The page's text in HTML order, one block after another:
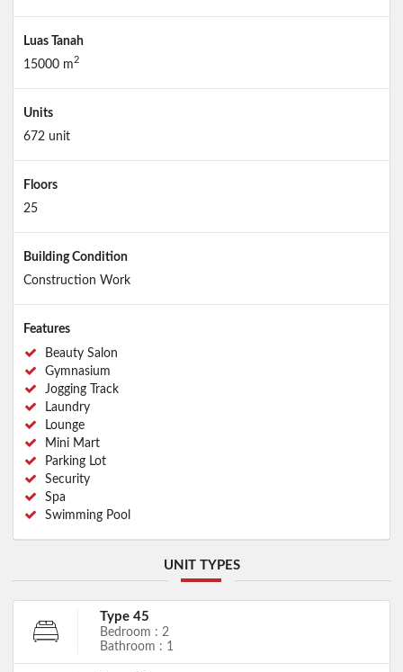
Luas Tanah
15000 m2
Units
672 unit
Floors
25
Building Condition
Construction Work
Features
Beauty Salon
Gymnasium
Jogging Track
Laundry
Lounge
Mini Mart
Parking Lot
Security
Spa
Swimming Pool
UNIT TYPES
Type 45
Bedroom : 2
Bathroom : 1